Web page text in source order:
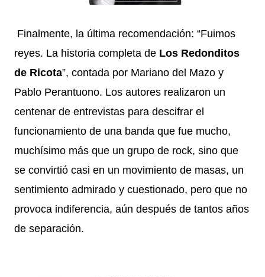
Finalmente, la última recomendación: “Fuimos
reyes. La historia completa de Los Redonditos
de Ricota”, contada por Mariano del Mazo y
Pablo Perantuono. Los autores realizaron un
centenar de entrevistas para descifrar el
funcionamiento de una banda que fue mucho,
muchísimo más que un grupo de rock, sino que
se convirtió casi en un movimiento de masas, un
sentimiento admirado y cuestionado, pero que no
provoca indiferencia, aún después de tantos años
de separación.